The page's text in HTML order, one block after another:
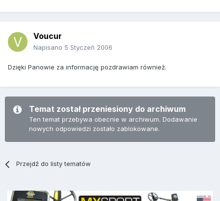
Voucur
Napisano 5 Styczeń 2006
Dzięki Panowie za informację pozdrawiam również.
Temat został przeniesiony do archiwum
Ten temat przebywa obecnie w archiwum. Dodawanie
nowych odpowiedzi zostało zablokowane.
Przejdź do listy tematów